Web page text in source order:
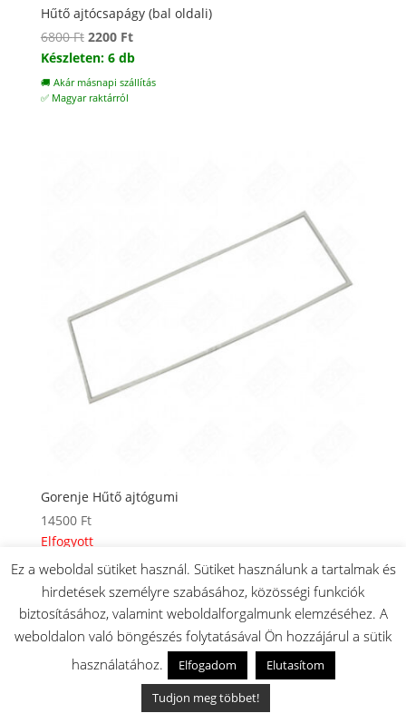
Hűtő ajtócsapágy (bal oldali)
6800Ft Original
price
was:
6800 Ft.
2200 FtCurrent
price
is:
Készleten: 6 db
🚚 Akár másnapi szállítás
✅ Magyar raktárról
Gorenje Hűtő ajtógumi
14500 Ft
Elfogyott
Ez a weboldal sütiket használ. Sütiket használunk a tartalmak és
hirdetések személyre szabásához, közösségi funkciók
biztosításához, valamint weboldalforgalmunk elemzéséhez. A
weboldalon való böngészés folytatásával Ön hozzájárul a sütik
használatához.
Elfogadom
Elutasítom
Tudjon meg többet!